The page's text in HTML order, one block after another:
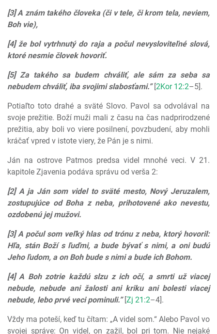
[3] A znám takého človeka (či v tele, či krom tela, neviem,
Boh vie),
[4] že bol vytrhnutý do raja a počul nevysloviteľné slová,
ktoré nesmie človek hovoriť.
[5] Za takého sa budem chváliť, ale sám za seba sa
nebudem chváliť, iba svojimi slabosťami.”[2Kor 12:2–5].
Potiaľto toto drahé a sväté Slovo. Pavol sa odvolával na
svoje prežitie. Boží muži mali z času na čas nadprirodzené
prežitia, aby boli vo viere posilnení, povzbudení, aby mohli
kráčať vpred v istote viery, že Pán je s nimi.
Ján na ostrove Patmos predsa videl mnohé veci. V 21.
kapitole Zjavenia podáva správu od verša 2:
[2] A ja Ján som videl to sväté mesto, Nový Jeruzalem,
zostupujúce od Boha z neba, prihotovené ako nevestu,
ozdobenú jej mužovi.
[3] A počul som veľký hlas od trónu z neba, ktorý hovoril:
Hľa, stán Boží s ľuďmi, a bude bývať s nimi, a oni budú
Jeho ľudom, a on Boh bude s nimi a bude ich Bohom.
[4] A Boh zotrie každú slzu z ich očí, a smrti už viacej
nebude, nebude ani žalosti ani kriku ani bolesti viacej
nebude, lebo prvé veci pominuli.”[Zj 21:2–4].
Vždy ma poteší, keď tu čítam: „A videl som.“ Alebo Pavol vo
svojej správe: On videl, on zažil, bol pri tom. Nie nejaké